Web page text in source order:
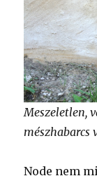
Meszeletlen,
mészhabarcs
Node nem